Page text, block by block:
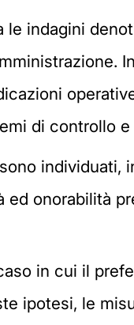
indagini
di controllo
individuati,
onorabilità
in cui il
ipotesi, le